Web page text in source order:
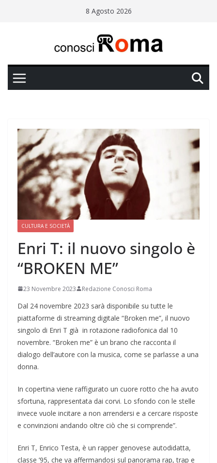
8 Agosto 2026
CULTURA E SOCIETÀ
Enri T: il nuovo singolo è
“BROKEN ME”
23 Novembre 2023 Redazione Conosci Roma
Dal 24 novembre 2023 sarà disponibile su tutte le
piattaforme di streaming digitale “Broken me”, il nuovo
singolo di Enri T già in rotazione radiofonica dal 10
novembre. “Broken me” è un brano che racconta il
dialogo dell’autore con la musica, come se parlasse a una
donna.
In copertina viene raffigurato un cuore rotto che ha avuto
sfortuna, rappresentata dai corvi. Lo sfondo con le stelle
invece vuole incitare a non arrendersi e a cercare risposte
e convinzioni andando oltre ciò che si comprende”.
Enri T, Enrico Testa, è un rapper genovese autodidatta,
classe ’95, che va affermandosi sul panorama rap, trap e